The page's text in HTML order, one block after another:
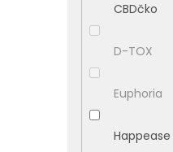
CBDčko
D-TOX
Euphoria
Happease